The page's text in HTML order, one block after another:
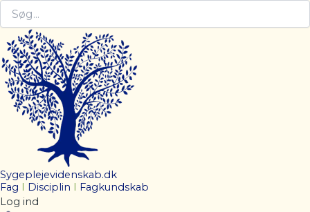
Sygeplejevidenskab.dk
Fag
Disciplin
Fagkundskab
Log ind